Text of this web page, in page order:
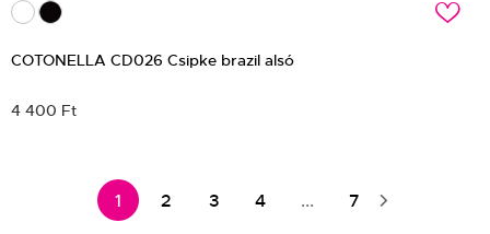
c
COTONELLA CD026 Csipke brazil alsó
4 400 Ft
1 2 3 4 ... 7